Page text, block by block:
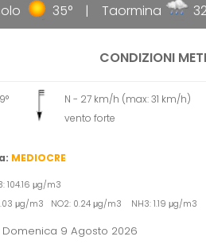
35° Taormina 32°
CONDIZIONI
N - 27 km/h (max: 31 km/h)
vento forte
MEDIOCRE
104.16 μg/m3
μg/m3 NO2: 0.24 μg/m3 NH3: 1.19 μg/m3
9 Agosto 2026